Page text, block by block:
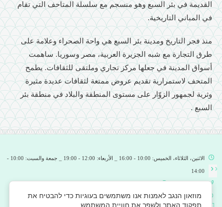
القديمة في بئر السبع وهو منسجم مع سلسلة المتاحف التي تقام
في المباني التاريخية.
منذ فجر التاريخ ومدينة بئر السبع هي واحة الصحراء وعلامة على
طرق التجارة مع شبه الجزيرة العربية، مصر وسوريا. ساهمت
أسواق المدينة في جعلها مركز تجاري وملتقى للثقافات. يطمح
المتحف لاستمرارية تقديم عروض ممتعة لثقافات عديدة مثيرة
وثرية لجمهور الزوّار على مستوى المنطقة والبلاد في منطقة بئر
السبع .
الاثنين، الثلاثاء، الخميس: 10:00 - 16:00 _ الأربعاء: 12:00 - 19:00 _ جمعة والسبت: 10:00 -
14:00
شارع هعتسماؤوت 60 ، ص.ب. 5011 بئر السبع، 8415001 נוהל ביטול
מוזאון הנגב לאמנות אנו משתמשים בעוגיות כדי להבטיח את
תפקוד האתר ולשפר את חוויית המשתמש.